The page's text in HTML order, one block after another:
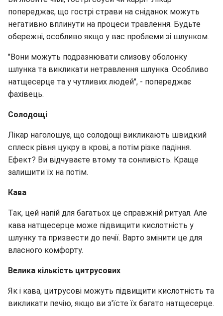
попереджає, що гострі страви на сніданок можуть
негативно вплинути на процеси травлення. Будьте
обережні, особливо якщо у вас проблеми зі шлунком.
"Вони можуть подразнювати слизову оболонку
шлунка та викликати нетравлення шлунка. Особливо
натщесерце та у чутливих людей", - попереджає
фахівець.
Солодощі
Лікар наголошує, що солодощі викликають швидкий
сплеск рівня цукру в крові, а потім різке падіння.
Ефект? Ви відчуваєте втому та сонливість. Краще
залишити їх на потім.
Кава
Так, цей напій для багатьох це справжній ритуал. Але
кава натщесерце може підвищити кислотність у
шлунку та призвести до печії. Варто змінити це для
власного комфорту.
Велика кількість цитрусових
Як і кава, цитрусові можуть підвищити кислотність та
викликати печію, якщо ви з'їсте їх багато натщесерце.